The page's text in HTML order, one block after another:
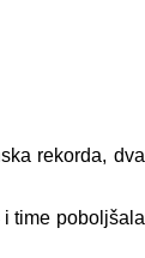
rekorda, dva
time poboljšala